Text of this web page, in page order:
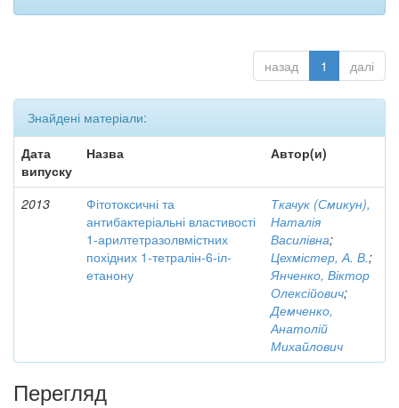
назад 1 далі
Знайдені матеріали:
Дата
випуску
Назва Автор(и)
2013
Фітотоксичні та
антибактеріальні властивості
1-арилтетразолвмістних
похідних 1-тетралін-6-іл-
етанону
Ткачук (Смикун),
Наталія
Василівна;
Цехмістер, А. В.;
Янченко, Віктор
Олексійович;
Демченко,
Анатолій
Михайлович
Перегляд